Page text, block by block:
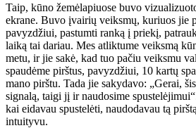
Taip, kūno žemėlapiuose buvo
ekrane. Buvo įvairių veiksmų, kuriuos jie
pavyzdžiui, pastumti ranką į priekį,
laiką tai dariau. Mes atliktume veiksmą
metu, ir jie sakė, kad tuo pačiu veiksmu
spaudėme pirštus, pavyzdžiui, 10 kartų
mano pirštu. Tada jie sakydavo: „Gerai,
signalą, taigi jį ir naudosime
kai eidavau spustelėti, naudodavau tą
intuityvu.